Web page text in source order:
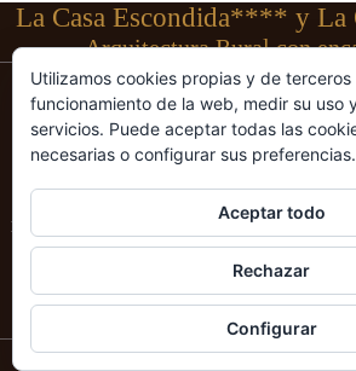
La Casa Escondida**** y
Arquitectura Rural con
Plazuela de la Iglesia, 12
47313 Cogeces del Monte
VALLADOLID
Teléfono: 607 568 985
REGISTRADO EN
LA DELEGACIÓN DE TURISMO DE LA JUNTA DE
CON LOS NÚMEROS: C.R.A. 47-218 y
Politica de Privacidad
Utilizamos cookies propias y de
funcionamiento de la web, medir su uso
servicios. Puede aceptar todas las
necesarias o configurar sus preferencias.
Aceptar todo
Rechazar
Configurar